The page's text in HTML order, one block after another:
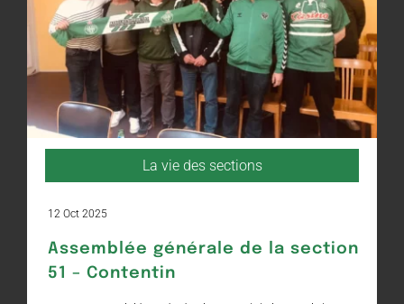
La vie des sections
12 Oct 2025
Assemblée générale de la section
51 – Contentin